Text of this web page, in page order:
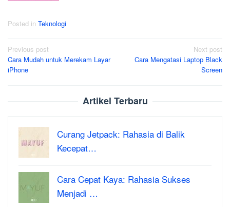
Posted in Teknologi
Post
navigation
Previous post
Cara Mudah untuk Merekam Layar
iPhone
Next post
Cara Mengatasi Laptop Black
Screen
Artikel Terbaru
Curang Jetpack: Rahasia di Balik
Kecepat…
Cara Cepat Kaya: Rahasia Sukses
Menjadi …